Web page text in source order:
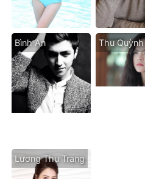
Bình An Thu Quỳnh
Lương Thu Trang